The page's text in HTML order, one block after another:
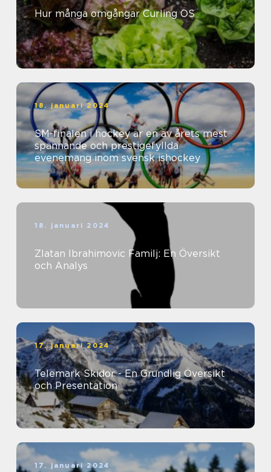
Hur många omgångar Curling OS
18. januari 2024
SM-finalen i hockey är en av årets mest
spännande och prestigefyllda
evenemang inom svensk ishockey
18. januari 2024
Zlatan Ibrahimovic Familj: En Översikt
och Analys
17. januari 2024
Telemark Skidor - En Grundlig Översikt
och Presentation
17. januari 2024